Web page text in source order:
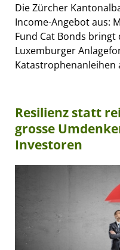
Die Zürcher
Income-Angebot aus:
Fund Cat Bonds
Luxemburger
Katastrophenanleihen
Resilienz statt
grosse
Investoren